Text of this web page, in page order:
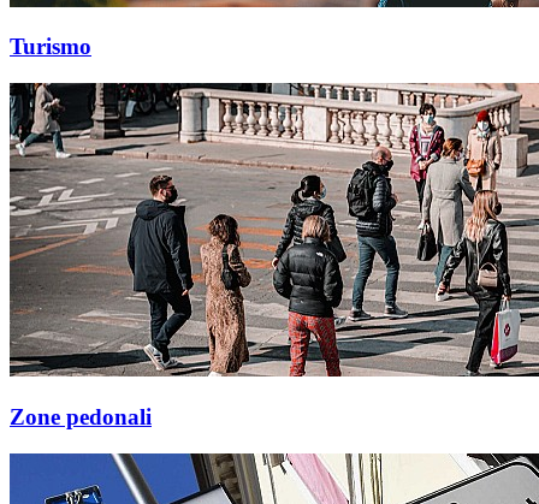
Turismo
Zone pedonali